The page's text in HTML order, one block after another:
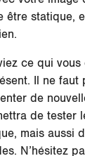
être statique,
ce qui
Il ne faut
de
de tester
mais aussi
N’hésitez